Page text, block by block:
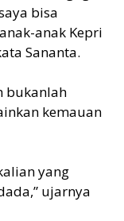
bisa
anak Kepri
Sananta.
bukanlah
kemauan
yang
ujarnya